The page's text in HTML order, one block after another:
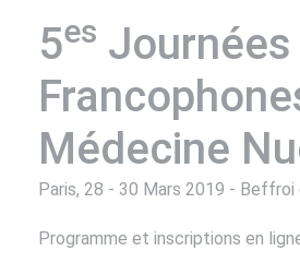
5es Journées
Médecine
Paris, 28 - 30 Mars 2019 -
Programme et inscriptions en